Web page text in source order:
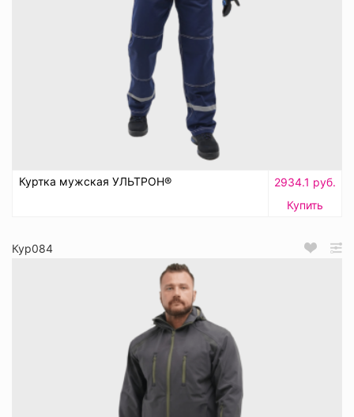
Куртка мужская УЛЬТРОН®
2934.1 руб.
Купить
Кур084